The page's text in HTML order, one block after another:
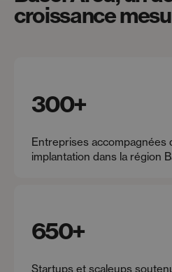
croissance
300+
Entreprises accompagnées
implantation dans la région
650+
Startups et scaleups